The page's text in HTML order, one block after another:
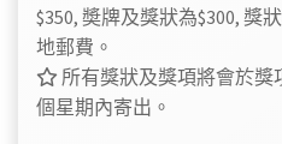
$350, 奬牌及獎狀為$300, 獎
地郵費。
所有獎狀及獎項將會於
個星期內寄出。